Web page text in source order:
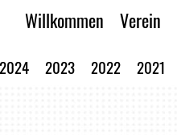
Willkommen Verein
2024 2023 2022 2021